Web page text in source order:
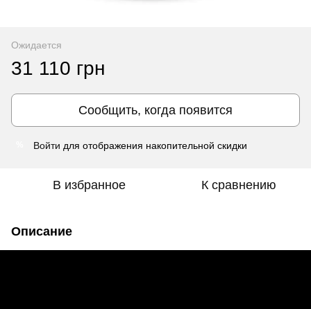
Ожидается
31 110 грн
Сообщить, когда появится
Войти для отображения накопительной скидки
В избранное К сравнению
Описание